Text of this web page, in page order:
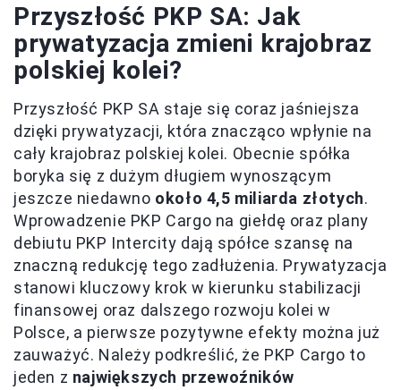
Przyszłość PKP SA: Jak
prywatyzacja zmieni krajobraz
polskiej kolei?
Przyszłość PKP SA staje się coraz jaśniejsza
dzięki prywatyzacji, która znacząco wpłynie na
cały krajobraz polskiej kolei. Obecnie spółka
boryka się z dużym długiem wynoszącym
jeszcze niedawno około 4,5 miliarda złotych.
Wprowadzenie PKP Cargo na giełdę oraz plany
debiutu PKP Intercity dają spółce szansę na
znaczną redukcję tego zadłużenia. Prywatyzacja
stanowi kluczowy krok w kierunku stabilizacji
finansowej oraz dalszego rozwoju kolei w
Polsce, a pierwsze pozytywne efekty można już
zauważyć. Należy podkreślić, że PKP Cargo to
jeden z największych przewoźników